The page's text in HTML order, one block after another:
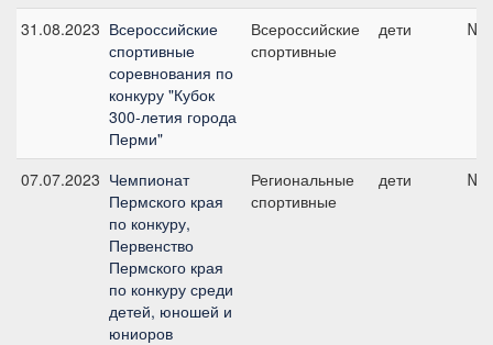
31.08.2023 Всероссийские
спортивные
соревнования по
конкуру "Кубок
300-летия города
Перми"
Всероссийские
спортивные
дети
07.07.2023 Чемпионат
Пермского края
по конкуру,
Первенство
Пермского края
по конкуру среди
детей, юношей и
юниоров
Региональные
спортивные
дети